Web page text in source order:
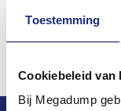
Toestemming
Cookiebeleid van
Bij Megadump